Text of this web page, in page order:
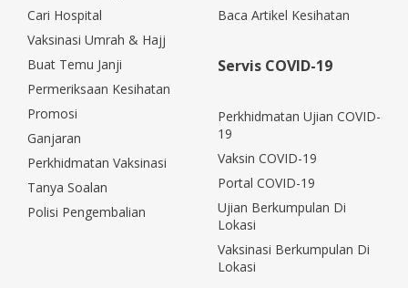
Cari Hospital
Vaksinasi Umrah & Hajj
Buat Temu Janji
Permeriksaan Kesihatan
Promosi
Ganjaran
Perkhidmatan Vaksinasi
Tanya Soalan
Polisi Pengembalian
Baca Artikel Kesihatan
Servis COVID-19
Perkhidmatan Ujian COVID-
19
Vaksin COVID-19
Portal COVID-19
Ujian Berkumpulan Di
Lokasi
Vaksinasi Berkumpulan Di
Lokasi